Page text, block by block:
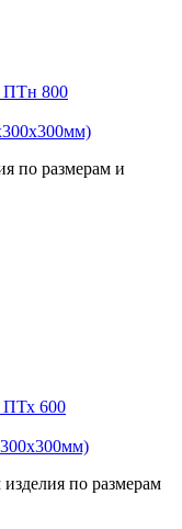
по размерам и
по размерам